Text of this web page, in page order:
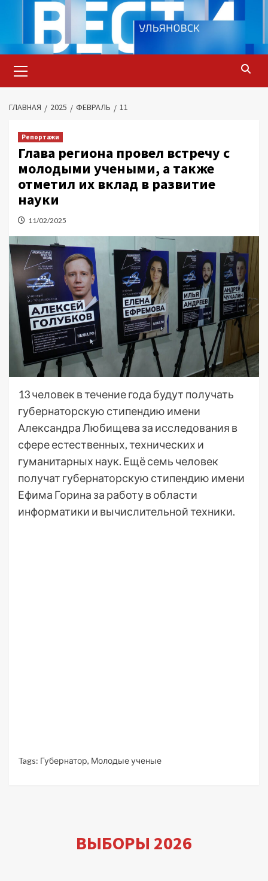
содержимому
меню
ГЛАВНАЯ 2025 ФЕВРАЛЬ 11
Репортажи
Глава региона провел встречу с
молодыми учеными, а также
отметил их вклад в развитие
науки
11/02/2025
13 человек в течение года будут получать
губернаторскую стипендию имени
Александра Любищева за исследования в
сфере естественных, технических и
гуманитарных наук. Ещё семь человек
получат губернаторскую стипендию имени
Ефима Горина за работу в области
информатики и вычислительной техники.
Tags: Губернатор, Молодые ученые
ВЫБОРЫ 2026